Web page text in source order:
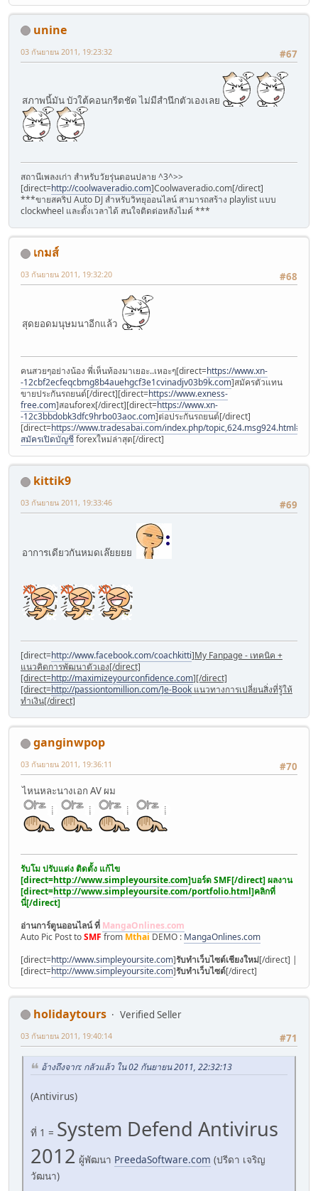
unine
#67
03 กันยายน 2011, 19:23:32
สภาพนี้มัน บัวใต้คอนกรีตชัด ไม่มีสำนึกตัวเองเลย
สถานีเพลงเก่า สำหรับวัยรุ่นตอนปลาย ^3^>>
[direct=http://coolwaveradio.com]Coolwaveradio.com[/direct]
***ขายสคริป Auto DJ สำหรับวิทยุออนไลน์ สามารถสร้าง playlist แบบ
clockwheel และตั้งเวลาได้ สนใจติดต่อหลังไมค์ ***
เกมส์
#68
03 กันยายน 2011, 19:32:20
สุดยอดมนุษมนาอีกแล้ว
คนสวยๆอย่างน้อง พี่เห็นท้องมาเยอะ..เหอะๆ[direct=https://www.xn-
-12cbf2ecfeqcbmg8b4auehgcf3e1cvinadjv03b9k.com]สมัครตัวแทน
ขายประกันรถยนต์[/direct][direct=https://www.exness-
free.com]สอนforex[/direct][direct=https://www.xn-
-12c3bbdobk3dfc9hrbo03aoc.com]ต่อประกันรถยนต์[/direct]
[direct=https://www.tradesabai.com/index.php/
สมัครเปิดบัญชีforexใหม่ล่าสุด[/direct]
kittik9
#69
03 กันยายน 2011, 19:33:46
อาการเดียวกันหมดเล๊ยยยย
[direct=http://www.facebook.com/coachkitti]My Fanpage - เทคนิค +
แนวคิดการพัฒนาตัวเอง[/direct]
[direct=http://maximizeyourconfidence.com][/direct]
[direct=http://passiontomillion.com/]e-Book แนวทางการเปลี่ยนสิ่งที่รู้ให้
ทำเงิน[/direct]
ganginwpop
#70
03 กันยายน 2011, 19:36:11
ไหนหละนางเอก AV ผม
รับโม ปรับแต่ง ติดตั้ง แก้ไข
[direct=http://www.simpleyoursite.com]บอร์ด SMF[/direct] ผลงาน
[direct=http://www.simpleyoursite.com/portfolio.html]คลิกที่
นี่[/direct]
อ่านการ์ตูนออนไลน์ ที่ MangaOnlines.com
Auto Pic Post toSMF from Mthai DEMO : MangaOnlines.com
[direct=http://www.simpleyoursite.com]รับทำเว็บไซต์เชียงใหม่[/direct] |
[direct=http://www.simpleyoursite.com]รับทำเว็บไซต์[/direct]
holidaytours
Verified Seller
#71
03 กันยายน 2011, 19:40:14
อ้างถึงจาก: กลัวแล้ว ใน 02 กันยายน 2011, 22:32:13
(Antivirus)
ที่ 1 = System Defend Antivirus
2012 ผู้พัฒนา PreedaSoftware.com (ปรีดา เจริญ
วัฒนา)